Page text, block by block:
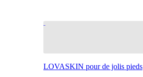
LOVASKIN pour de jolis pieds